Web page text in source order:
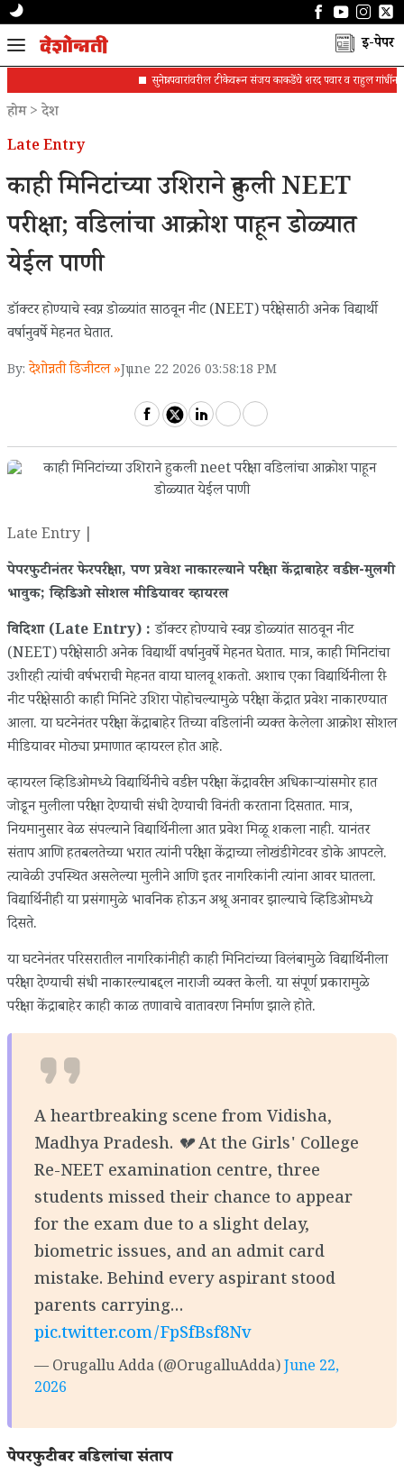
ई-पेपर
सुनेत्रा पवारांवरील टीकेवरून संजय काकडेंचे शरद पवार व राहुल गांधींना पत्र
होम>देश
Late Entry
काही मिनिटांच्या उशिराने हुकली NEET
परीक्षा; वडिलांचा आक्रोश पाहून डोळ्यात
येईल पाणी
डॉक्टर होण्याचे स्वप्न डोळ्यांत साठवून नीट (NEET) परीक्षेसाठी अनेक विद्यार्थी
वर्षानुवर्षे मेहनत घेतात.
By: देशोन्नती डिजीटल »June 22 2026 03:58:18 PM
Late Entry |
पेपरफुटीनंतर फेरपरीक्षा, पण प्रवेश नाकारल्याने परीक्षा केंद्राबाहेर वडील-मुलगी
भावुक; व्हिडिओ सोशल मीडियावर व्हायरल
विदिशा (Late Entry) :डॉक्टर होण्याचे स्वप्न डोळ्यांत साठवून नीट
(NEET) परीक्षेसाठी अनेक विद्यार्थी वर्षानुवर्षे मेहनत घेतात. मात्र, काही मिनिटांचा
उशीरही त्यांची वर्षभराची मेहनत वाया घालवू शकतो. अशाच एका विद्यार्थिनीला री-
नीट परीक्षेसाठी काही मिनिटे उशिरा पोहोचल्यामुळे परीक्षा केंद्रात प्रवेश नाकारण्यात
आला. या घटनेनंतर परीक्षा केंद्राबाहेर तिच्या वडिलांनी व्यक्त केलेला आक्रोश सोशल
मीडियावर मोठ्या प्रमाणात व्हायरल होत आहे.
व्हायरल व्हिडिओमध्ये विद्यार्थिनीचे वडील परीक्षा केंद्रावरील अधिकाऱ्यांसमोर हात
जोडून मुलीला परीक्षा देण्याची संधी देण्याची विनंती करताना दिसतात. मात्र,
नियमानुसार वेळ संपल्याने विद्यार्थिनीला आत प्रवेश मिळू शकला नाही. यानंतर
संताप आणि हतबलतेच्या भरात त्यांनी परीक्षा केंद्राच्या लोखंडी गेटवर डोके आपटले.
त्यावेळी उपस्थित असलेल्या मुलीने आणि इतर नागरिकांनी त्यांना आवर घातला.
विद्यार्थिनीही या प्रसंगामुळे भावनिक होऊन अश्रू अनावर झाल्याचे व्हिडिओमध्ये
दिसते.
या घटनेनंतर परिसरातील नागरिकांनीही काही मिनिटांच्या विलंबामुळे विद्यार्थिनीला
परीक्षा देण्याची संधी नाकारल्याबद्दल नाराजी व्यक्त केली. या संपूर्ण प्रकारामुळे
परीक्षा केंद्राबाहेर काही काळ तणावाचे वातावरण निर्माण झाले होते.
A heartbreaking scene from Vidisha,
Madhya Pradesh. 💔 At the Girls' College
Re-NEET examination centre, three
students missed their chance to appear
for the exam due to a slight delay,
biometric issues, and an admit card
mistake. Behind every aspirant stood
parents carrying…
pic.twitter.com/FpSfBsf8Nv
— Orugallu Adda (@OrugalluAdda)June 22,
2026
पेपरफुटीवर वडिलांचा संताप